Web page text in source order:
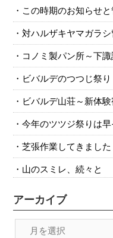
この時期のお知らせと
対ハルザキヤマガラシ
コノミ製パン所～下
ビバルデのつつじ祭
ビバルデ山荘～新体
今年のツツジ祭りは
芝張作業してきました
山のスミレ、続々と
アーカイブ